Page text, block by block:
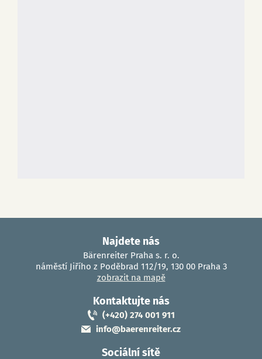
Najdete nás
Bärenreiter Praha s. r. o.
náměstí Jiřího z Poděbrad 112/19, 130 00 Praha 3
zobrazit na mapě
Kontaktujte nás
(+420) 274 001 911
info@baerenreiter.cz
Sociální sítě